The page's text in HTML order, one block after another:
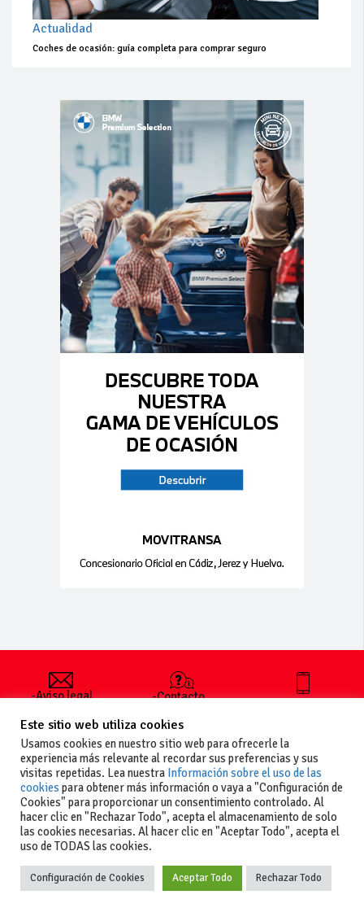
Actualidad
Coches de ocasión: guía completa para comprar seguro
-Aviso legal
generales
de uso
-Política de
privacidad
-Política de
cookies
-Contacto
publicar un
anuncio
-Vende+
+34 627 35
Copyright La guia del motor
Este sitio web utiliza cookies
Usamos cookies en nuestro sitio web para ofrecerle la
experiencia más relevante al recordar sus preferencias y sus
visitas repetidas. Lea nuestra Información sobre el uso de las
cookies para obtener más información o vaya a "Configuración de
Cookies" para proporcionar un consentimiento controlado. Al
hacer clic en "Rechazar Todo", acepta el almacenamiento de solo
las cookies necesarias. Al hacer clic en "Aceptar Todo", acepta el
uso de TODAS las cookies.
Configuración de Cookies Aceptar Todo Rechazar Todo